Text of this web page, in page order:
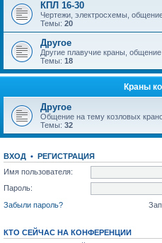
КПЛ 16-30
Чертежи, электросхемы,
Темы: 20
Другое
Другие плавучие краны,
Темы: 18
Краны
Другое
Общение на тему козловых
Темы: 32
ВХОД • РЕГИСТРАЦИЯ
Имя пользователя:
Пароль:
Забыли пароль?
КТО СЕЙЧАС НА КОНФЕРЕНЦИИ